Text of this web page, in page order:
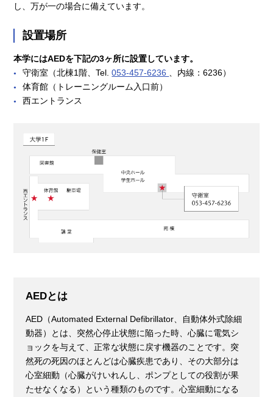
し、万が一の場合に備えています。
設置場所
本学にはAEDを下記の3ヶ所に設置しています。
守衛室（北棟1階、Tel.053-457-6236
、内線：6236）
体育館（トレーニングルーム入口前）
西エントランス
AEDとは
AED（Automated External Defibrillator、自動体外式除細
動器）とは、突然心停止状態に陥った時、心臓に電気シ
ョックを与えて、正常な状態に戻す機器のことです。突
然死の死因のほとんどは心臓疾患であり、その大部分は
心室細動（心臓がけいれんし、ポンプとしての役割が果
たせなくなる）という種類のものです。心室細動になる